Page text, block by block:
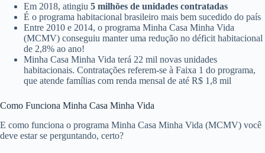
Em 2018, atingiu 5 milhões de unidades contratadas
É o programa habitacional brasileiro mais bem sucedido do país
Entre 2010 e 2014, o programa Minha Casa Minha Vida
(MCMV) conseguiu manter uma redução no déficit habitacional
de 2,8% ao ano!
Minha Casa Minha Vida terá 22 mil novas unidades
habitacionais. Contratações referem-se à Faixa 1 do programa,
que atende famílias com renda mensal de até R$ 1,8 mil
Como Funciona Minha Casa Minha Vida
E como funciona o programa Minha Casa Minha Vida (MCMV) você
deve estar se perguntando, certo?